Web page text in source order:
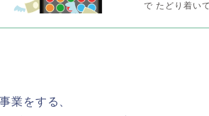
で たどり着い
業をする、